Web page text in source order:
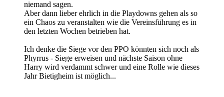
niemand sagen.
Aber dann lieber ehrlich in die Playdowns gehen als so
ein Chaos zu veranstalten wie die Vereinsführung es in
den letzten Wochen betrieben hat.
Ich denke die Siege vor den PPO könnten sich noch als
Phyrrus - Siege erweisen und nächste Saison ohne
Harry wird verdammt schwer und eine Rolle wie dieses
Jahr Bietigheim ist möglich...